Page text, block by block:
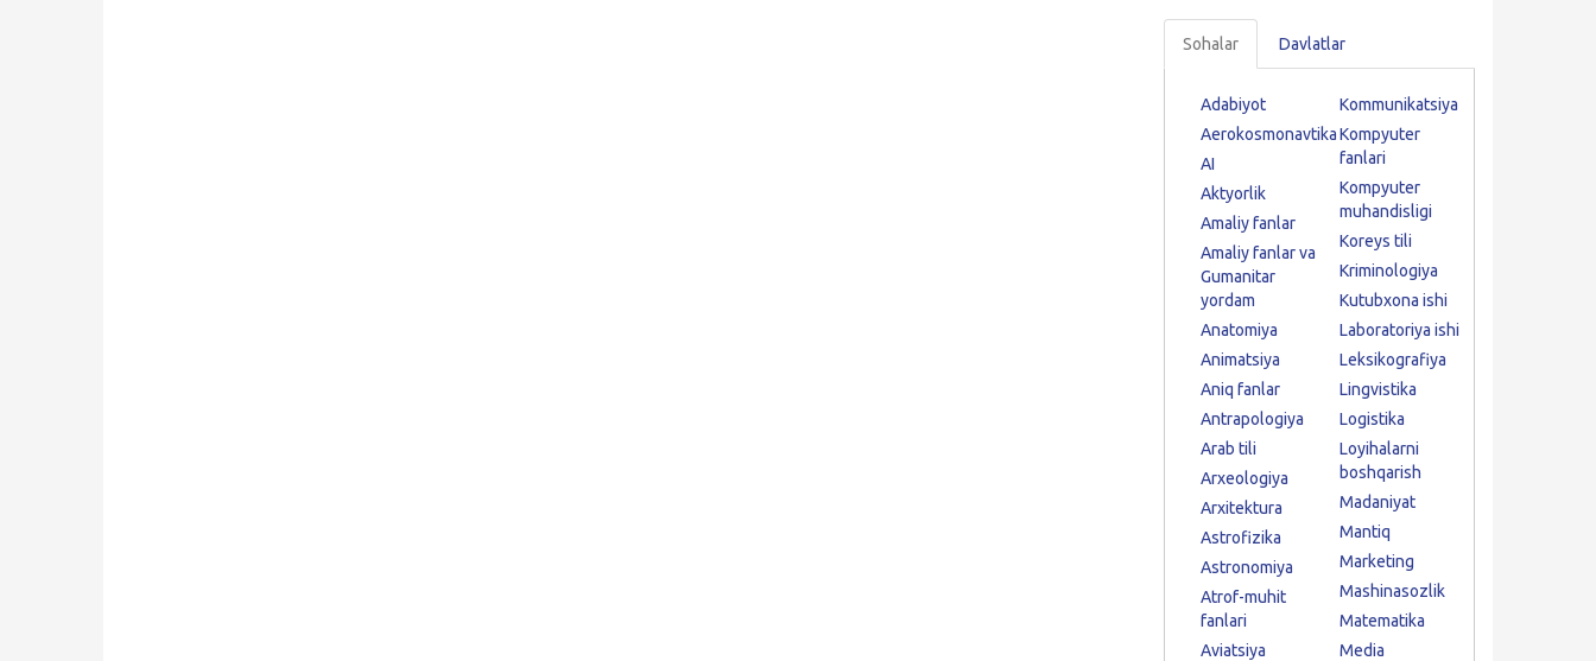
Sohalar Davlatlar
Adabiyot
Aerokosmonavtika
AI
Aktyorlik
Amaliy fanlar
Amaliy fanlar va
Gumanitar
yordam
Anatomiya
Animatsiya
Aniq fanlar
Antrapologiya
Arab tili
Arxeologiya
Arxitektura
Astrofizika
Astronomiya
Atrof-muhit
fanlari
Aviatsiya
Kommunikatsiya
Kompyuter
fanlari
Kompyuter
muhandisligi
Koreys tili
Kriminologiya
Kutubxona ishi
Laboratoriya ishi
Leksikografiya
Lingvistika
Logistika
Loyihalarni
boshqarish
Madaniyat
Mantiq
Marketing
Mashinasozlik
Matematika
Media